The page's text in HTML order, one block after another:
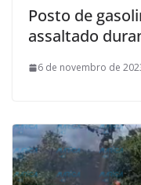
Posto de
assaltado
6 de novembro de